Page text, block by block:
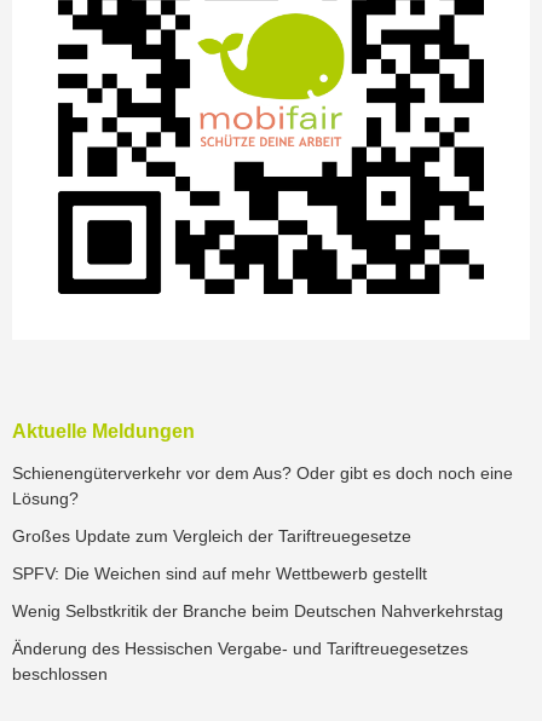
Aktuelle Meldungen
Schienengüterverkehr vor dem Aus? Oder gibt es doch noch eine
Lösung?
Großes Update zum Vergleich der Tariftreuegesetze
SPFV: Die Weichen sind auf mehr Wettbewerb gestellt
Wenig Selbstkritik der Branche beim Deutschen Nahverkehrstag
Änderung des Hessischen Vergabe- und Tariftreuegesetzes
beschlossen